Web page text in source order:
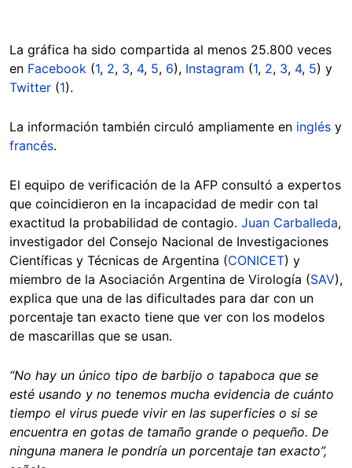
La gráfica ha sido compartida al menos 25.800 veces
en Facebook (1, 2, 3, 4, 5, 6), Instagram (1, 2, 3, 4, 5) y
Twitter (1).
La información también circuló ampliamente en inglés y
francés.
El equipo de verificación de la AFP consultó a expertos
que coincidieron en la incapacidad de medir con tal
exactitud la probabilidad de contagio. Juan Carballeda,
investigador del Consejo Nacional de Investigaciones
Científicas y Técnicas de Argentina (CONICET) y
miembro de la Asociación Argentina de Virología (SAV),
explica que una de las dificultades para dar con un
porcentaje tan exacto tiene que ver con los modelos
de mascarillas que se usan.
“No hay un único tipo de barbijo o tapaboca que se
esté usando y no tenemos mucha evidencia de cuánto
tiempo el virus puede vivir en las superficies o si se
encuentra en gotas de tamaño grande o pequeño. De
ninguna manera le pondría un porcentaje tan exacto”,